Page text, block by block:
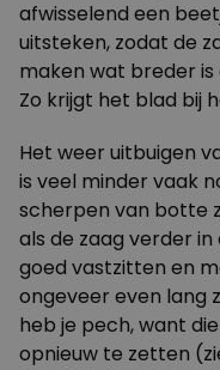
afwisselend een
uitsteken, zodat de
maken wat breder
Zo krijgt het blad bij
Het weer uitbuigen
is veel minder vaak
scherpen van botte
als de zaag verder
goed vastzitten en
ongeveer even lang
heb je pech, want
opnieuw te zetten